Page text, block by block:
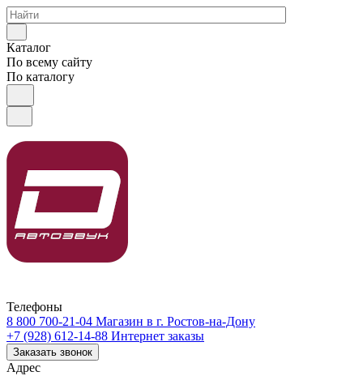
Каталог
По всему сайту
По каталогу
Телефоны
8 800 700-21-04 Магазин в г. Ростов-на-Дону
+7 (928) 612-14-88 Интернет заказы
Заказать звонок
Адрес